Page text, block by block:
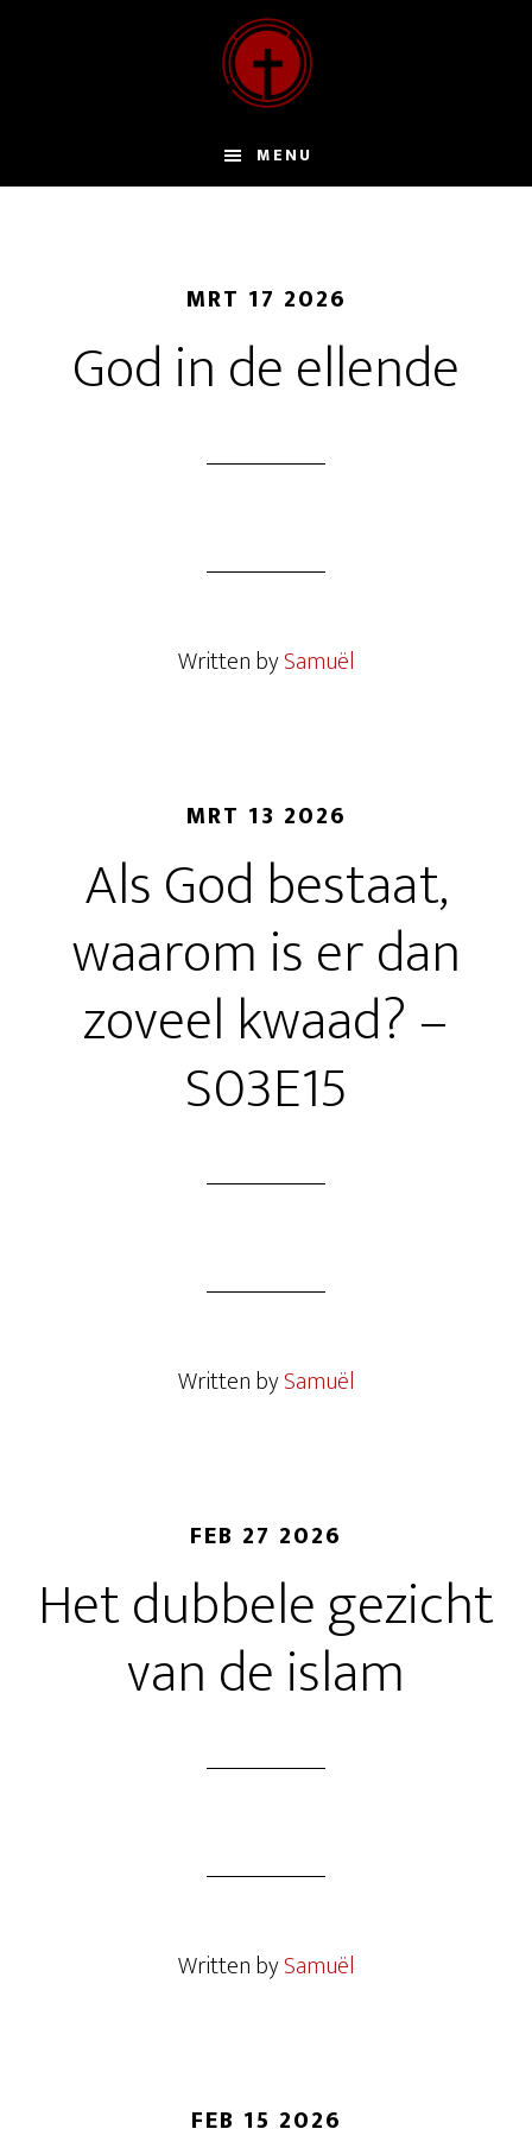
MENU
MRT 17 2026
God in de ellende
Written bySamuël
MRT 13 2026
Als God bestaat,
waarom is er dan
zoveel kwaad? –
S03E15
Written bySamuël
FEB 27 2026
Het dubbele gezicht
van de islam
Written bySamuël
FEB 15 2026